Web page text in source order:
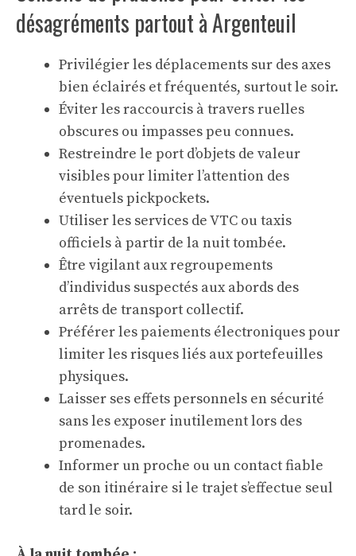
désagréments partout à Argenteuil
Privilégier les déplacements sur des axes
bien éclairés et fréquentés, surtout le soir.
Éviter les raccourcis à travers ruelles
obscures ou impasses peu connues.
Restreindre le port d’objets de valeur
visibles pour limiter l’attention des
éventuels pickpockets.
Utiliser les services de VTC ou taxis
officiels à partir de la nuit tombée.
Être vigilant aux regroupements
d’individus suspectés aux abords des
arrêts de transport collectif.
Préférer les paiements électroniques pour
limiter les risques liés aux portefeuilles
physiques.
Laisser ses effets personnels en sécurité
sans les exposer inutilement lors des
promenades.
Informer un proche ou un contact fiable
de son itinéraire si le trajet s’effectue seul
tard le soir.